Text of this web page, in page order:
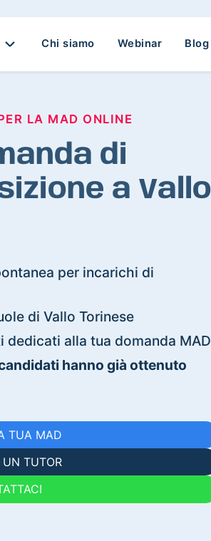
Chi siamo Webinar Blog
LA MAD ONLINE
di
a Vallo
per incarichi di
di Vallo Torinese
alla tua domanda MAD
hanno già ottenuto
TUA MAD
TUTOR